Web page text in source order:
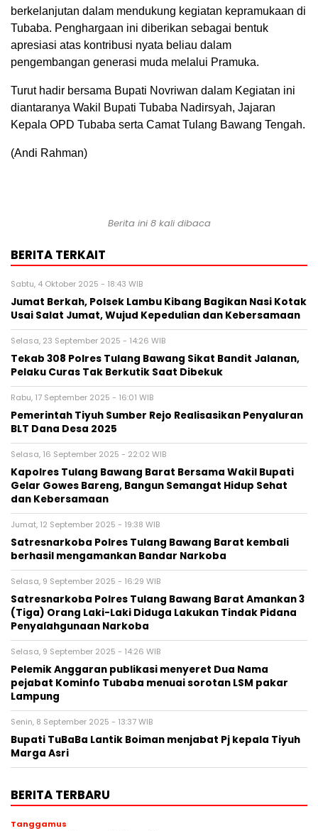
berkelanjutan dalam mendukung kegiatan kepramukaan di
Tubaba. Penghargaan ini diberikan sebagai bentuk
apresiasi atas kontribusi nyata beliau dalam
pengembangan generasi muda melalui Pramuka.
Turut hadir bersama Bupati Novriwan dalam Kegiatan ini
diantaranya Wakil Bupati Tubaba Nadirsyah, Jajaran
Kepala OPD Tubaba serta Camat Tulang Bawang Tengah.
(Andi Rahman)
Berita ini 8 kali dibaca
BERITA TERKAIT
Sabtu, 4 Oktober 2025 - 18:43 WIB
Jumat Berkah, Polsek Lambu Kibang Bagikan Nasi Kotak
Usai Salat Jumat, Wujud Kepedulian dan Kebersamaan
Selasa, 23 September 2025 - 14:26 WIB
Tekab 308 Polres Tulang Bawang Sikat Bandit Jalanan,
Pelaku Curas Tak Berkutik Saat Dibekuk
Rabu, 17 September 2025 - 16:01 WIB
Pemerintah Tiyuh Sumber Rejo Realisasikan Penyaluran
BLT Dana Desa 2025
Selasa, 16 September 2025 - 22:02 WIB
Kapolres Tulang Bawang Barat Bersama Wakil Bupati
Gelar Gowes Bareng, Bangun Semangat Hidup Sehat
dan Kebersamaan
Jumat, 12 September 2025 - 19:38 WIB
Satresnarkoba Polres Tulang Bawang Barat kembali
berhasil mengamankan Bandar Narkoba
Selasa, 9 September 2025 - 16:29 WIB
Satresnarkoba Polres Tulang Bawang Barat Amankan 3
(Tiga) Orang Laki-Laki Diduga Lakukan Tindak Pidana
Penyalahgunaan Narkoba
Selasa, 9 September 2025 - 14:26 WIB
Pelemik Anggaran publikasi menyeret Dua Nama
pejabat Kominfo Tubaba menuai sorotan LSM pakar
Lampung
Senin, 8 September 2025 - 13:37 WIB
Bupati TuBaBa Lantik Boiman menjabat Pj kepala Tiyuh
Marga Asri
BERITA TERBARU
Tanggamus